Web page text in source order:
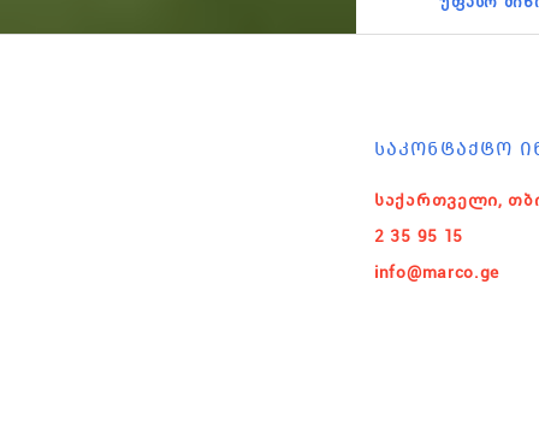
ᲡᲐᲙᲝᲜᲢᲐᲥᲢᲝ
საქართველი,
2 35 95 15
info@marco.ge